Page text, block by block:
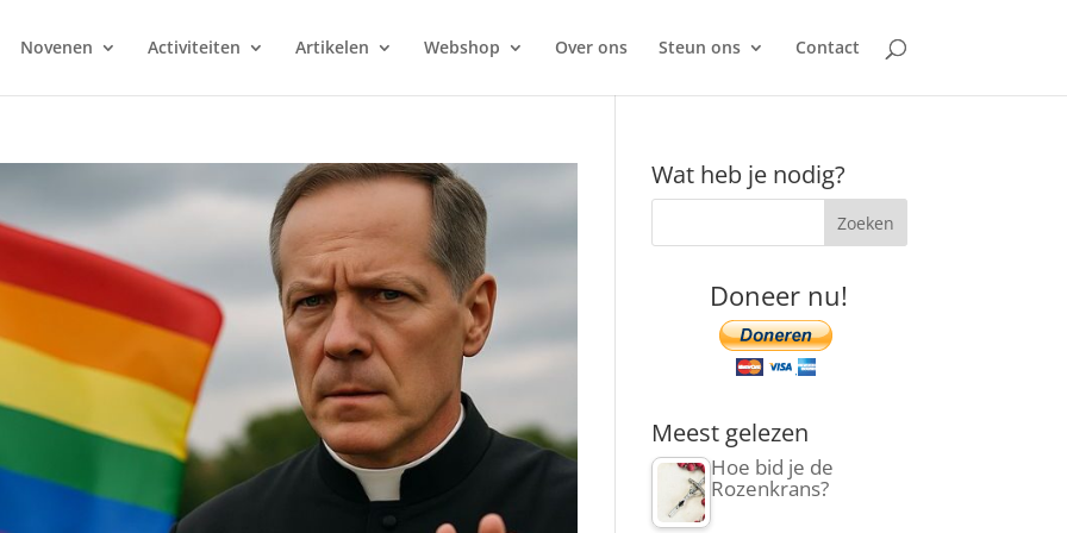
Novenen Activiteiten Artikelen Webshop Over ons Steun ons Contact
Wat heb je nodig?
Doneer nu!
Meest gelezen
Hoe bid je de
Rozenkrans?